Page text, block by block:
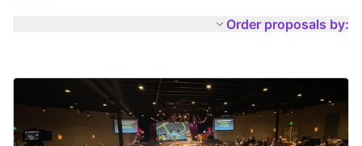
Order proposals by: